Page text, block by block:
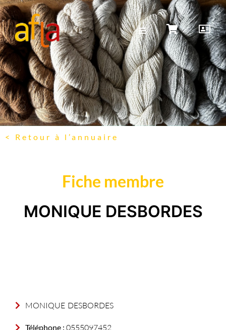
< Retour à l’annuaire
Fiche membre
MONIQUE DESBORDES
MONIQUE DESBORDES
Téléphone : 0555097452